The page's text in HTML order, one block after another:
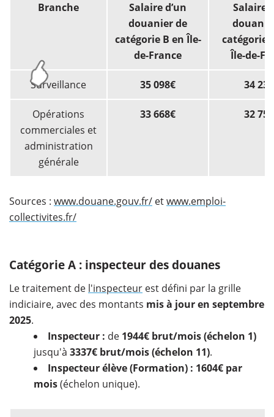
Branche
Salaire d’un
douanier de
catégorie B en Île-
de-France
Salaire
catégorie
Île-de-
Surveillance 35 098€ 34
Opérations
commerciales et
administration
générale
33 668€ 32
Sources : www.douane.gouv.fr/ etwww.emploi-
collectivites.fr/
Catégorie A : inspecteur des douanes
Le traitement de l'inspecteur est défini par la grille
indiciaire, avec des montants mis à jour en septembre
2025.
Inspecteur : de 1944€ brut/mois (échelon 1)
jusqu'à 3337€ brut/mois (échelon 11).
Inspecteur élève (Formation) : 1604€ par
mois(échelon unique).